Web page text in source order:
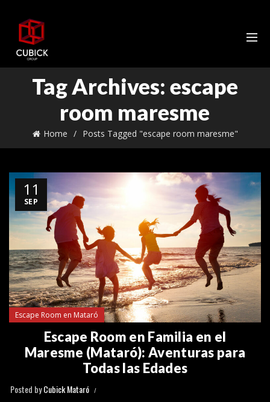
Tag Archives: escape
room maresme
Home Posts Tagged "escape room maresme"
11
SEP
Escape Room en Mataró
Escape Room en Familia en el
Maresme (Mataró): Aventuras para
Todas las Edades
Posted byCubick Mataró